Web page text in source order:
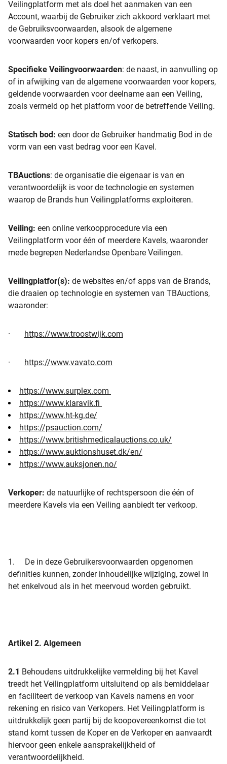
Veilingplatform met als doel het aanmaken van een
Account, waarbij de Gebruiker zich akkoord verklaart met
de Gebruiksvoorwaarden, alsook de algemene
voorwaarden voor kopers en/of verkopers.
Specifieke Veilingvoorwaarden: de naast, in aanvulling op
of in afwijking van de algemene voorwaarden voor kopers,
geldende voorwaarden voor deelname aan een Veiling,
zoals vermeld op het platform voor de betreffende Veiling.
Statisch bod: een door de Gebruiker handmatig Bod in de
vorm van een vast bedrag voor een Kavel.
TBAuctions: de organisatie die eigenaar is van en
verantwoordelijk is voor de technologie en systemen
waarop de Brands hun Veilingplatforms exploiteren.
Veiling: een online verkoopprocedure via een
Veilingplatform voor één of meerdere Kavels, waaronder
mede begrepen Nederlandse Openbare Veilingen.
Veilingplatfor(s): de websites en/of apps van de Brands,
die draaien op technologie en systemen van TBAuctions,
waaronder:
· https://www.troostwijk.com
· https://www.vavato.com
https://www.surplex.com
https://www.klaravik.fi
https://www.ht-kg.de/
https://psauction.com/
https://www.britishmedicalauctions.co.uk/
https://www.auktionshuset.dk/en/
https://www.auksjonen.no/
Verkoper: de natuurlijke of rechtspersoon die één of
meerdere Kavels via een Veiling aanbiedt ter verkoop.
1. De in deze Gebruikersvoorwaarden opgenomen
definities kunnen, zonder inhoudelijke wijziging, zowel in
het enkelvoud als in het meervoud worden gebruikt.
Artikel 2. Algemeen
2.1 Behoudens uitdrukkelijke vermelding bij het Kavel
treedt het Veilingplatform uitsluitend op als bemiddelaar
en faciliteert de verkoop van Kavels namens en voor
rekening en risico van Verkopers. Het Veilingplatform is
uitdrukkelijk geen partij bij de koopovereenkomst die tot
stand komt tussen de Koper en de Verkoper en aanvaardt
hiervoor geen enkele aansprakelijkheid of
verantwoordelijkheid.